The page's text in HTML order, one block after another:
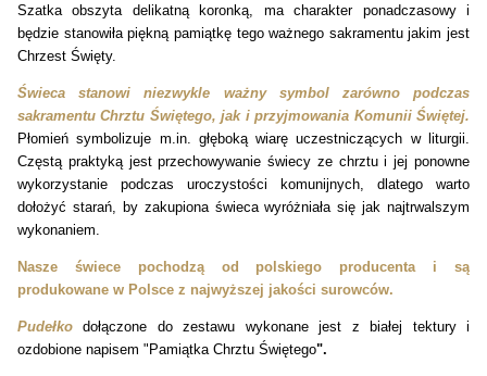
Szatka obszyta delikatną koronką, ma charakter ponadczasowy i
będzie stanowiła piękną pamiątkę tego ważnego sakramentu jakim jest
Chrzest Święty.
Świeca stanowi niezwykle ważny symbol zarówno podczas
sakramentu Chrztu Świętego, jak i przyjmowania Komunii Świętej.
Płomień symbolizuje m.in. głęboką wiarę uczestniczących w liturgii.
Częstą praktyką jest przechowywanie świecy ze chrztu i jej ponowne
wykorzystanie podczas uroczystości komunijnych, dlatego warto
dołożyć starań, by zakupiona świeca wyróżniała się jak najtrwalszym
wykonaniem.
Nasze świece pochodzą od polskiego producenta i są
produkowane w Polsce z najwyższej jakości surowców.
Pudełkodołączone do zestawu wykonane jest z białej tektury i
ozdobione napisem "Pamiątka Chrztu Świętego".